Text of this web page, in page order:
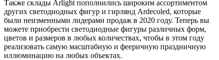
Также склады Arlight пополнились широким ассортиментом
других светодиодных фигур и гирлянд Ardecoled, которые
были неизменными лидерами продаж в 2020 году. Теперь вы
можете приобрести светодиодные фигуры различных форм,
цветов и размеров в любых количествах, чтобы в этом году
реализовать самую масштабную и фееричную праздничную
иллюминацию на любых объектах.